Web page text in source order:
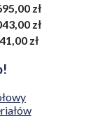
zł
zł
zł